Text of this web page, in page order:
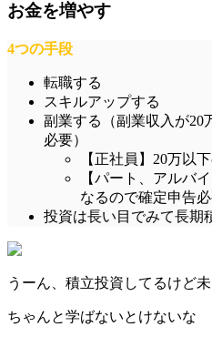
お金を増やす
4つの手段
転職する
スキルアップする
副業する（副業収入が20
必要）
【正社員】20万以
【パート、アルバ
なるので確定申告
投資は長い目でみて長期
うーん、積立投資してるけど
ちゃんと学ばないとけないな